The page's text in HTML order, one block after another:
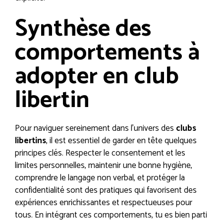
Synthèse des
comportements à
adopter en club
libertin
Pour naviguer sereinement dans l’univers des clubs
libertins, il est essentiel de garder en tête quelques
principes clés. Respecter le consentement et les
limites personnelles, maintenir une bonne hygiène,
comprendre le langage non verbal, et protéger la
confidentialité sont des pratiques qui favorisent des
expériences enrichissantes et respectueuses pour
tous. En intégrant ces comportements, tu es bien parti